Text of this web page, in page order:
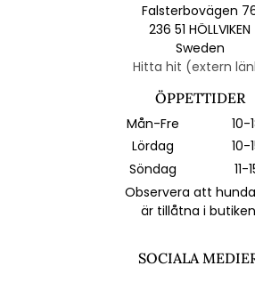
Falsterbovägen
236 51 HÖLLVIKEN
Sweden
Hitta hit (extern
ÖPPETTIDER
Mån-Fre
10-
Lördag
10-
Söndag
11-
Observera att
är tillåtna i
SOCIALA